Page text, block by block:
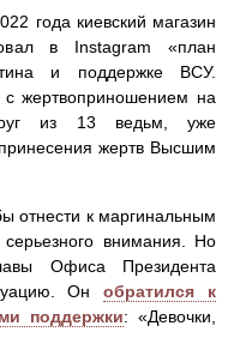
года киевский магазин
в Instagram «план
и поддержке ВСУ.
с жертвоприношением на
из 13 ведьм, уже
жертв Высшим
отнести к маргинальным
внимания. Но
Офиса Президента
Онобратился к
поддержки: «Девочки,